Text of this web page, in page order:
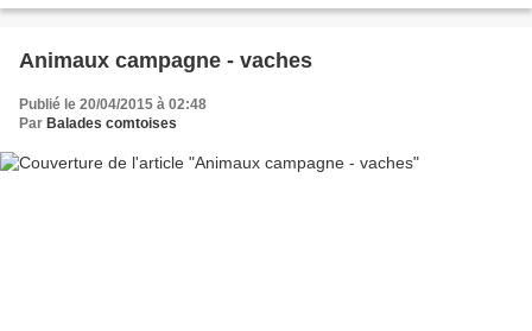
Animaux campagne - vaches
Publié le 20/04/2015 à 02:48
Par Balades comtoises